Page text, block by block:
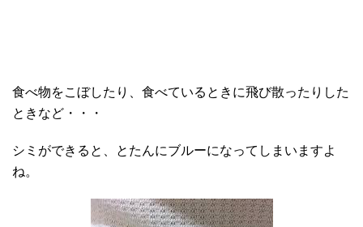
食べ物をこぼしたり、食べているときに飛び散ったりした
ときなど・・・
シミができると、とたんにブルーになってしまいますよ
ね。